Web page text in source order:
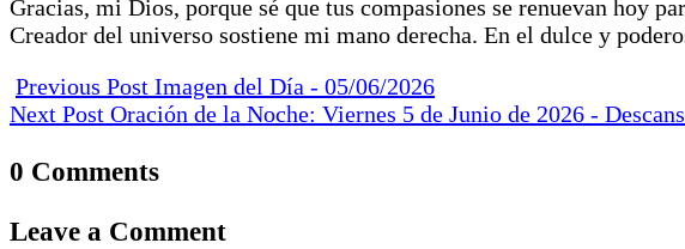
Gracias, mi Dios, porque sé que tus compasiones se renuevan hoy
Creador del universo sostiene mi mano derecha. En el dulce y
Previous Post Imagen del Día - 05/06/2026
Next Post Oración de la Noche: Viernes 5 de Junio de 2026 -
0 Comments
Leave a Comment